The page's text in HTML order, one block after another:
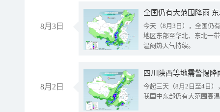
8月3日
全国仍有大范围降雨
今天（8月3日），全国仍
地区东部至华北、东北一
温闷热天气持续。
8月2日
今起三天（8月2日至4日
我国中东部仍有大范围高